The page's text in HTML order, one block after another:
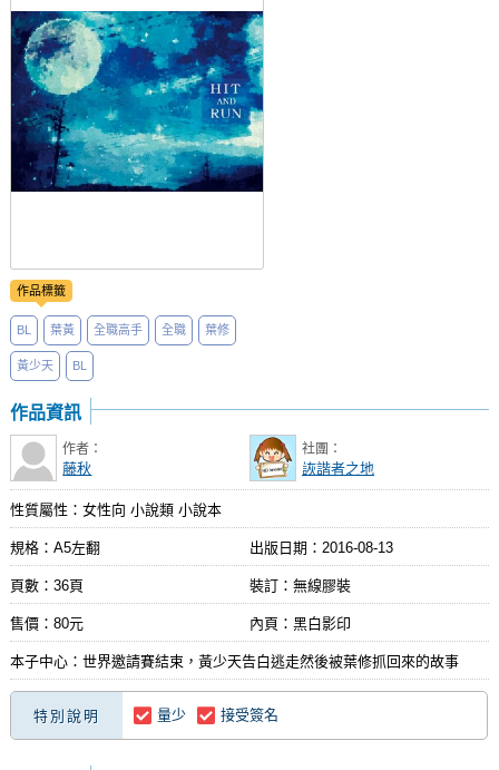
登入
作品標籤
BL 葉黃 全職高手 全職 葉修
黃少天 BL
作品資訊
作者：
藤秋
社團：
詼諧者之地
性質屬性：女性向 小說類 小說本
規格：A5左翻 出版日期： 2016-08-13
頁數：36頁 裝訂：無線膠裝
售價：80元 內頁：黑白影印
本子中心：世界邀請賽結束，黃少天告白逃走然後被葉修抓回來的故事
特別說明 量少 接受簽名